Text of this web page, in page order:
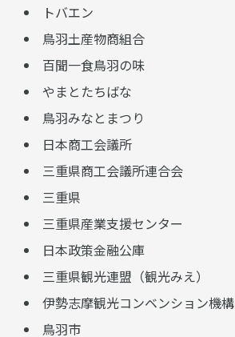
トバエン
鳥羽土産物商組合
百聞一食鳥羽の味
やまとたちばな
鳥羽みなとまつり
日本商工会議所
三重県商工会議所連合会
三重県
三重県産業支援センター
日本政策金融公庫
三重県観光連盟（観光みえ）
伊勢志摩観光コンベンション機構
鳥羽市